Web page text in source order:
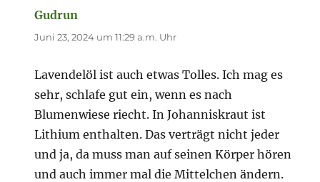
Gudrun
Juni 23, 2024 um 11:29 a.m. Uhr
Lavendelöl ist auch etwas Tolles. Ich mag es
sehr, schlafe gut ein, wenn es nach
Blumenwiese riecht. In Johanniskraut ist
Lithium enthalten. Das verträgt nicht jeder
und ja, da muss man auf seinen Körper hören
und auch immer mal die Mittelchen ändern.